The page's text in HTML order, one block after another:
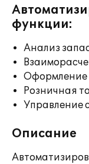
функции:
Анализ
Оформление
Розничная
Управление
Описание